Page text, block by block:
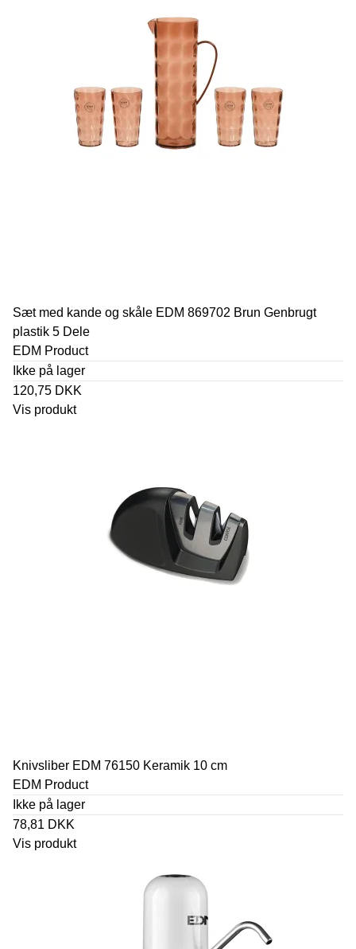
Sæt med kande og skåle EDM 869702 Brun Genbrugt
plastik 5 Dele
EDM Product
Ikke på lager
120,75 DKK
Vis produkt
Knivsliber EDM 76150 Keramik 10 cm
EDM Product
Ikke på lager
78,81 DKK
Vis produkt